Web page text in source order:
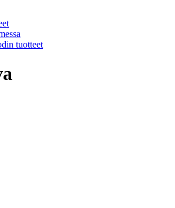
tuotteet